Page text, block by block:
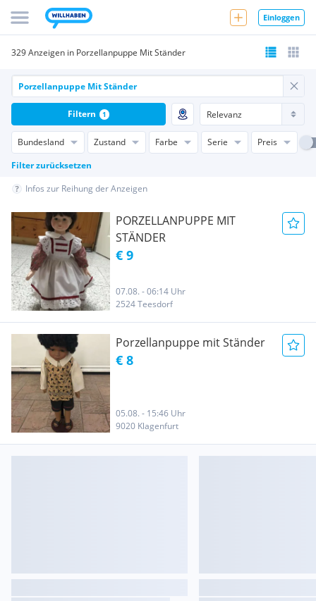
Einloggen
329 Anzeigen in Porzellanpuppe Mit Ständer
Bundesland Zustand Farbe Serie
Preis
Filter zurücksetzen
Filtern 1
Infos zur Reihung der Anzeigen
PORZELLANPUPPE MIT
STÄNDER
€ 9
07.08. - 06:14 Uhr
2524 Teesdorf
Porzellanpuppe mit Ständer
€ 8
05.08. - 15:46 Uhr
9020 Klagenfurt